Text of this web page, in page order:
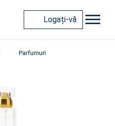
Logați-vă
Parfumuri